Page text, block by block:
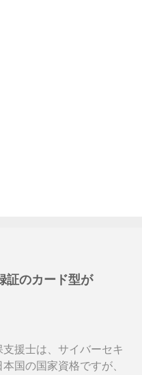
証のカード型が
援士は、サイバーセキ
国の国家資格ですが、